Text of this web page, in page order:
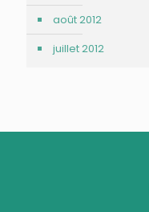
août 2012
juillet 2012